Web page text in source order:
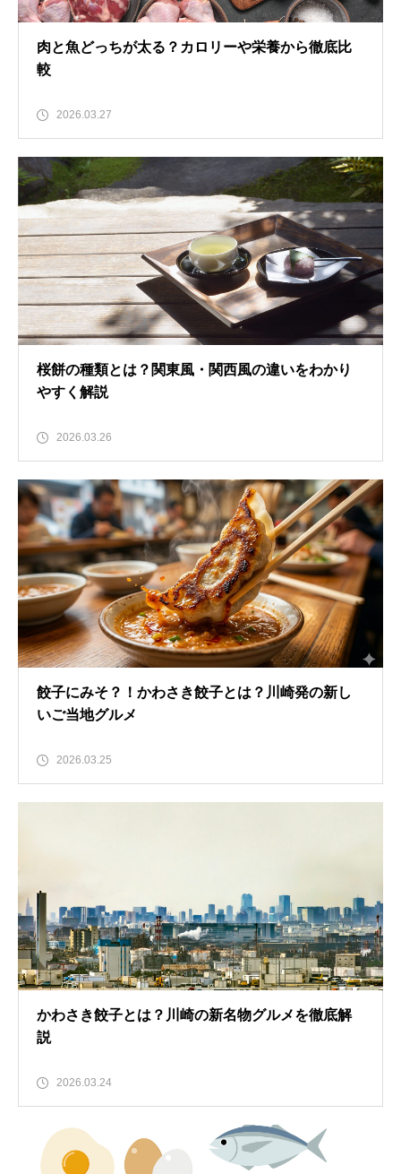
肉と魚どっちが太る？カロリーや栄養から徹底比
較
2026.03.27
桜餅の種類とは？関東風・関西風の違いをわかり
やすく解説
2026.03.26
餃子にみそ？！かわさき餃子とは？川崎発の新し
いご当地グルメ
2026.03.25
かわさき餃子とは？川崎の新名物グルメを徹底解
説
2026.03.24